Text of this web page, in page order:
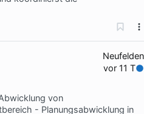
Neufelden
vor 11 T
von
- Planungsabwicklung in